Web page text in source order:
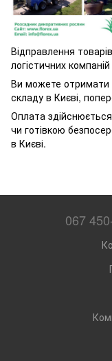
Відправлення
логістичних
Ви можете отримати
складу в Києві,
Оплата
чи готівкою
в Києві.
067